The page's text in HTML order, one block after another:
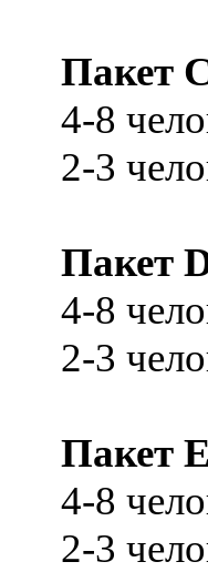
Пакет
4-8
2-3
Пакет
4-8
2-3
Пакет
4-8
2-3